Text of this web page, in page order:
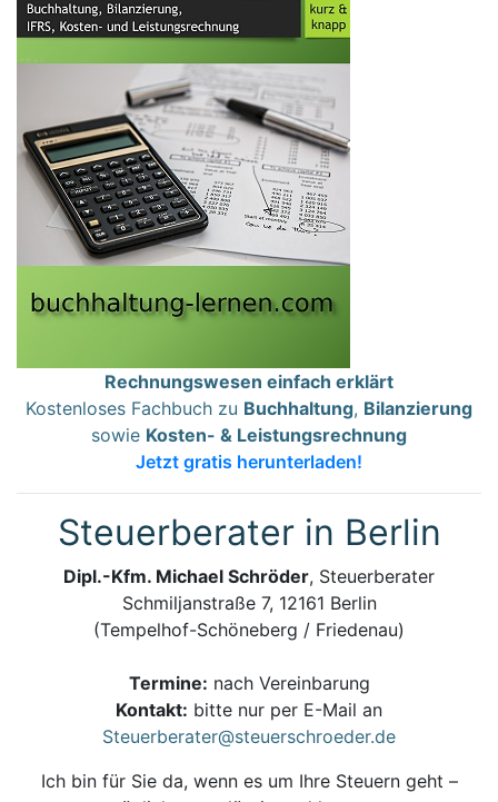
Rechnungswesen einfach erklärt
Kostenloses Fachbuch zu Buchhaltung, Bilanzierung
sowie Kosten- & Leistungsrechnung
Jetzt gratis herunterladen!
Steuerberater in Berlin
Dipl.-Kfm. Michael Schröder, Steuerberater
Schmiljanstraße 7, 12161 Berlin
(Tempelhof-Schöneberg / Friedenau)
Termine: nach Vereinbarung
Kontakt: bitte nur per E-Mail an
Steuerberater@steuerschroeder.de
Ich bin für Sie da, wenn es um Ihre Steuern geht –